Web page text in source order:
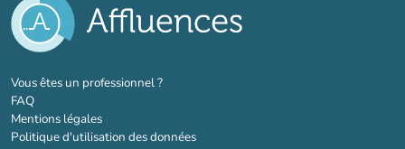
Vous êtes un professionnel ?(nouvel onglet)
FAQ
Mentions légales
Politique d'utilisation des données